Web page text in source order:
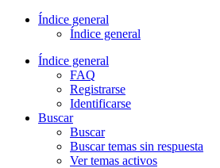
Índice general
Índice general
Índice general
FAQ
Registrarse
Identificarse
Buscar
Buscar
Buscar temas sin respuesta
Ver temas activos